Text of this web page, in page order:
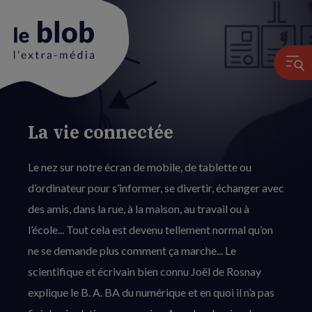
AnimationLa vie connectée
Le nez sur notre écran de mobile, de tablette ou
d’ordinateur pour s’informer, se divertir, échanger avec
des amis, dans la rue, à la maison, au travail ou à
l’école... Tout cela est devenu tellement normal qu’on
ne se demande plus comment ça marche... Le
scientifique et écrivain bien connu Joël de Rosnay
explique le B. A. BA du numérique et en quoi il n’a pas